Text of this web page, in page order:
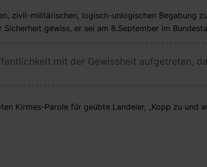
zivil-militärischen, logisch-unlogischen Begabung
gewiss, er sei am 8.September im
mit der Gewissheit aufgetreten,
Kirmes-Parole für geübte Landeier, „Kopp zu und